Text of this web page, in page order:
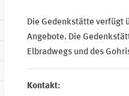
Die Gedenkstätte verfügt
Angebote. Die
Elbradwegs und des
Kontakt: